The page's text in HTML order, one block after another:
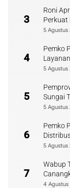
3
Roni
Perkuat
5 Agustus
4
Pemko
5 Agustus
5
Sungai
5 Agustus
6
Pemko
5 Agustus
7
Wabup
4 Agustus